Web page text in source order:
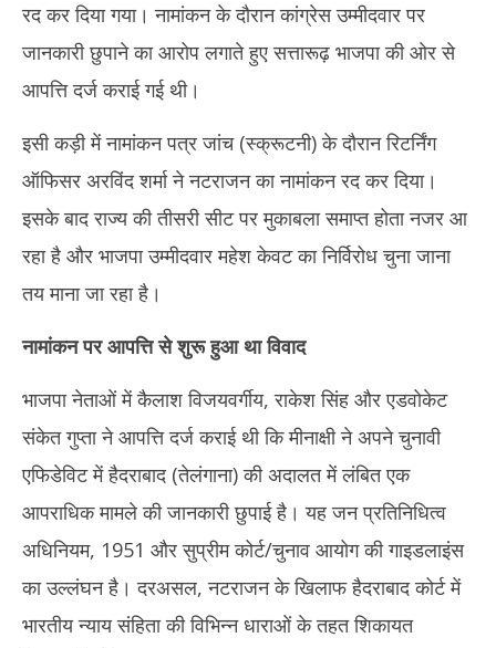
राज्यसभा चुनाव : मध्य प्रदेश से कांग्रेस उम्मीदवार मीनाक्षी नटराजन का नामांकन
रद, जानकारी छिपाने का आरोप
June
9,
2026
रद कर दिया गया। नामांकन के दौरान कांग्रेस उम्मीदवार पर
जानकारी छुपाने का आरोप लगाते हुए सत्तारूढ़ भाजपा की ओर से
आपत्ति दर्ज कराई गई थी।
इसी कड़ी में नामांकन पत्र जांच (स्क्रूटनी) के दौरान रिटर्निंग
ऑफिसर अरविंद शर्मा ने नटराजन का नामांकन रद कर दिया।
इसके बाद राज्य की तीसरी सीट पर मुकाबला समाप्त होता नजर आ
रहा है और भाजपा उम्मीदवार महेश केवट का निर्विरोध चुना जाना
तय माना जा रहा है।
नामांकन पर आपत्ति से शुरू हुआ था विवाद
भाजपा नेताओं में कैलाश विजयवर्गीय, राकेश सिंह और एडवोकेट
संकेत गुप्ता ने आपत्ति दर्ज कराई थी कि मीनाक्षी ने अपने चुनावी
एफिडेविट में हैदराबाद (तेलंगाना) की अदालत में लंबित एक
आपराधिक मामले की जानकारी छुपाई है। यह जन प्रतिनिधित्व
अधिनियम, 1951 और सुप्रीम कोर्ट/चुनाव आयोग की गाइडलाइंस
का उल्लंघन है। दरअसल, नटराजन के खिलाफ हैदराबाद कोर्ट में
भारतीय न्याय संहिता की विभिन्न धाराओं के तहत शिकायत